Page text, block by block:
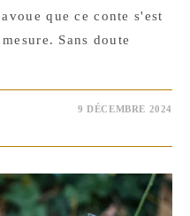
que ce conte s'est
Sans doute
9 DÉCEMBRE 2024